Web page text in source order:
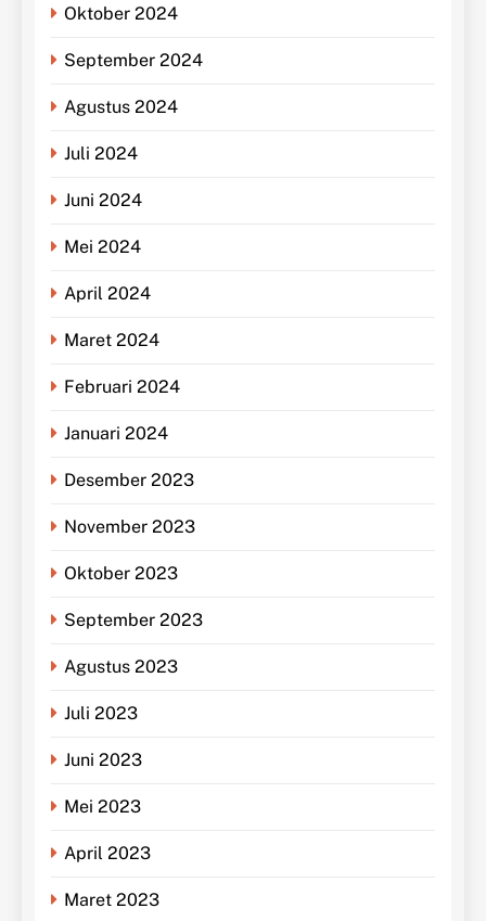
Oktober 2024
September 2024
Agustus 2024
Juli 2024
Juni 2024
Mei 2024
April 2024
Maret 2024
Februari 2024
Januari 2024
Desember 2023
November 2023
Oktober 2023
September 2023
Agustus 2023
Juli 2023
Juni 2023
Mei 2023
April 2023
Maret 2023